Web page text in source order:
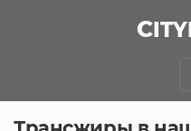
CITY